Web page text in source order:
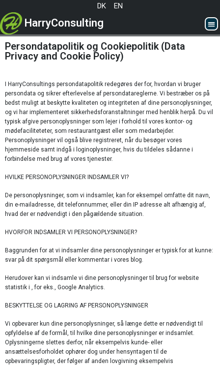
DK EN
HarryConsulting
Persondatapolitik og Cookiepolitik (Data
Privacy and Cookie Policy)
I HarryConsultings persondatapolitik redegøres der for, hvordan vi bruger
persondata og sikrer efterlevelse af persondatareglerne. Vi bestræber os på
bedst muligt at beskytte kvaliteten og integriteten af dine personoplysninger,
og vi har implementeret sikkerhedsforanstaltninger med henblik herpå. Du vil
typisk afgive personoplysninger som lejer i forhold til vores kontor- og
mødefaciliteteter, som restaurantgæst eller som medarbejder.
Personoplysninger vil også blive registreret, når du besøger vores
hjemmeside samt indgå i loginoplysninger, hvis du tildeles sådanne i
forbindelse med brug af vores tjenester.
HVILKE PERSONOPLYSNINGER INDSAMLER VI?
De personoplysninger, som vi indsamler, kan for eksempel omfatte dit navn,
din e-mailadresse, dit telefonnummer, eller din IP adresse alt afhængig af,
hvad der er nødvendigt i den pågældende situation.
HVORFOR INDSAMLER VI PERSONOPLYSNINGER?
Baggrunden for at vi indsamler dine personoplysninger er typisk for at kunne:
svar på dit spørgsmål eller kommentar i vores blog.
Herudover kan vi indsamle vi dine personoplysninger til brug for website
statistik i , for eks., Google Analytics.
BESKYTTELSE OG LAGRING AF PERSONOPLYSNINGER
Vi opbevarer kun dine personoplysninger, så længe dette er nødvendigt til
opfyldelse af de formål, til hvilke dine personoplysninger er indsamlet.
Oplysningerne slettes derfor, når eksempelvis kunde- eller
ansættelsesforholdet ophører dog under hensyntagen til de
opbevaringspligter, der følger af anden lovgivning eksempelvis